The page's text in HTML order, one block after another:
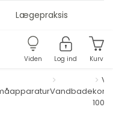
Lægepraksis
Viden Log ind Kurv
Vandbade
100